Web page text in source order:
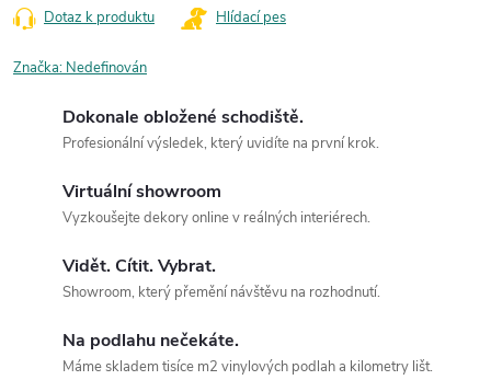
Dotaz k produktu Hlídací pes
Značka: Nedefinován
Dokonale obložené schodiště.
Profesionální výsledek, který uvidíte na první krok.
Virtuální showroom
Vyzkoušejte dekory online v reálných interiérech.
Vidět. Cítit. Vybrat.
Showroom, který přemění návštěvu na rozhodnutí.
Na podlahu nečekáte.
Máme skladem tisíce m2 vinylových podlah a kilometry lišt.